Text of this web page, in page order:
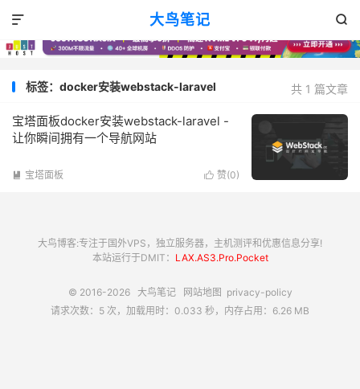
大鸟笔记 

共 1 篇文章
标签：docker安装webstack-laravel
宝塔面板docker安装webstack-laravel -
让你瞬间拥有一个导航网站
 赞(0)
 宝塔面板
大鸟博客:专注于国外VPS，独立服务器，主机测评和优惠信息分享!
本站运行于DMIT： LAX.AS3.Pro.Pocket
© 2016-2026 大鸟笔记 网站地图 privacy-policy
请求次数：5 次，加载用时：0.033 秒，内存占用：6.26 MB